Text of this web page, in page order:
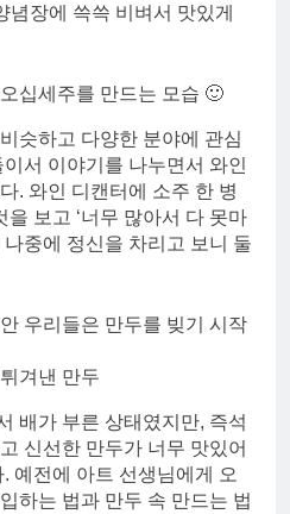
념장에 쓱쓱 비벼서 맛있게
십세주를 만드는 모습 🙂
슷하고 다양한 분야에 관심
서 이야기를 나누면서 와인
. 와인 디캔터에 소주 한 병
보고 ‘너무 많아서 다 못마
중에 정신을 차리고 보니 둘
우리들은 만두를 빚기 시작
겨낸 만두
배가 부른 상태였지만, 즉석
신선한 만두가 너무 맛있어
예전에 아트 선생님에게 오
하는 법과 만두 속 만드는 법